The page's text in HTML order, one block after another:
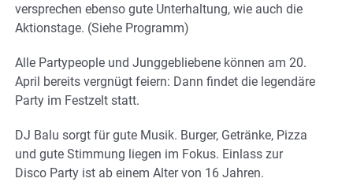
versprechen ebenso gute Unterhaltung, wie auch die
Aktionstage. (Siehe Programm)
Alle Partypeople und Junggebliebene können am 20.
April bereits vergnügt feiern: Dann findet die legendäre
Party im Festzelt statt.
DJ Balu sorgt für gute Musik. Burger, Getränke, Pizza
und gute Stimmung liegen im Fokus. Einlass zur
Disco Party ist ab einem Alter von 16 Jahren.